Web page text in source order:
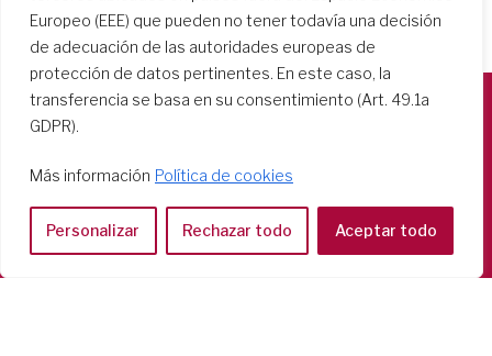
Europeo (EEE) que pueden no tener todavía una decisión
de adecuación de las autoridades europeas de
protección de datos pertinentes. En este caso, la
transferencia se basa en su consentimiento (Art. 49.1a
GDPR).
Más información Política de cookies
Personalizar Rechazar todo Aceptar todo
Casa Generalizia
Tel: 06 58 23 03 32 or 06 58 20 31 17